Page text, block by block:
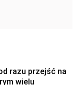
razu przejść na
wielu